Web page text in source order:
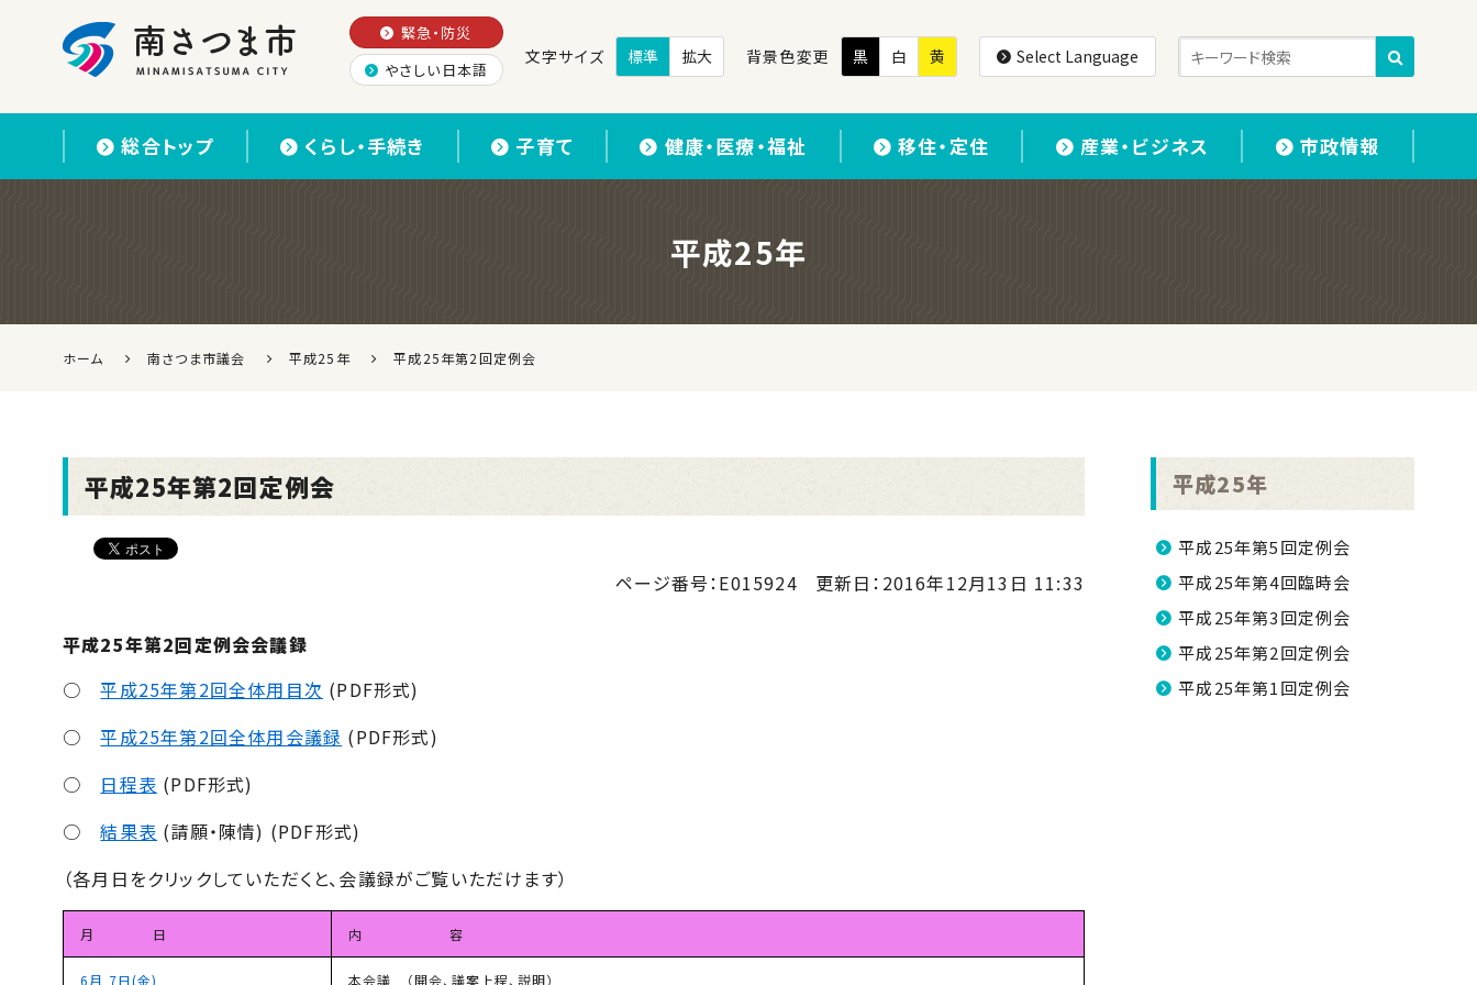
緊急・防災
やさしい日本語
文字サイズ 標準 拡大 背景色変更 黒 白 黄 Select Language
総合トップ くらし・手続き 子育て 健康・医療・福祉 移住・定住 産業・ビジネス 市政情報
平成25年
ホーム 南さつま市議会 平成25年 平成25年第2回定例会
平成25年第2回定例会
ページ番号：E015924 更新日： 2016年12月13日 11:33
平成25年第2回定例会会議録
○平成25年第2回全体用目次 (PDF形式)
○平成25年第2回全体用会議録 (PDF形式)
○ 日程表 (PDF形式)
○結果表 (請願・陳情) (PDF形式)
（各月日をクリックしていただくと、会議録がご覧いただけます）
月 日 内 容
6月 7日(金) 本会議 （開会、議案上程、説明）
平成25年
平成25年第5回定例会
平成25年第4回臨時会
平成25年第3回定例会
平成25年第2回定例会
平成25年第1回定例会